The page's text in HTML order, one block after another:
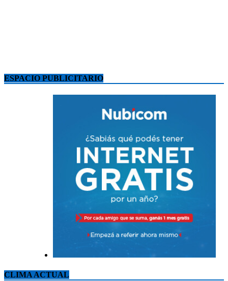
ESPACIO PUBLICITARIO
CLIMA ACTUAL